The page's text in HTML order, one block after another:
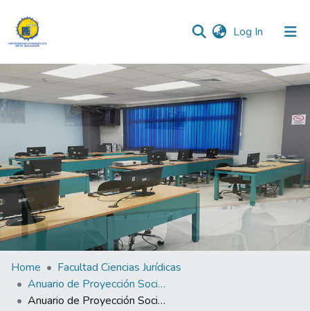
Log In (current)
Communities & Collections
All of DSpace
Home
Facultad Ciencias Jurídicas
Anuario de Proyección Social 2022
Anuario de Proyección Social 2022